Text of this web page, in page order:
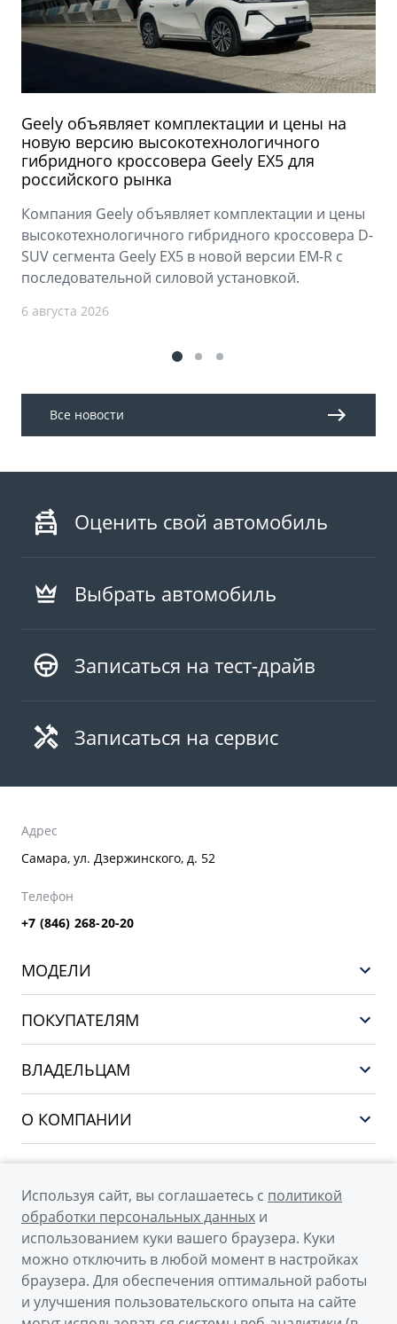
Geely объявляет комплектации и цены на
новую версию высокотехнологичного
гибридного кроссовера Geely EX5 для
российского рынка
Компания Geely объявляет комплектации и цены
высокотехнологичного гибридного кроссовера D-
SUV сегмента Geely EX5 в новой версии EM-R с
последовательной силовой установкой.
6 августа 2026
Все новости
Оценить свой автомобиль
Выбрать автомобиль
Записаться на тест-драйв
Записаться на сервис
Адрес
Самара, ул. Дзержинского, д. 52
Телефон
+7 (846) 268-20-20
МОДЕЛИ
EX5
PREFACE
CITYRAY
ATLAS
OKAVANGO
MONJARO
ПОКУПАТЕЛЯМ
ВЛАДЕЛЬЦАМ
О КОМПАНИИ
Новости
Наша команда
Правовая информация
Контакты
Мы в соцсетях
© 2026
Используя сайт, вы соглашаетесь с политикой
обработки персональных данных и
использованием куки вашего браузера. Куки
можно отключить в любой момент в настройках
браузера. Для обеспечения оптимальной работы
и улучшения пользовательского опыта на сайте